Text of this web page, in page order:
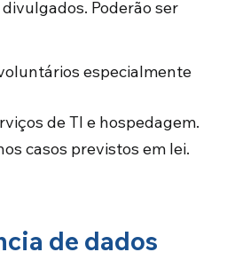
Poderão ser
especialmente
de TI e hospedagem.
casos previstos em lei.
de dados